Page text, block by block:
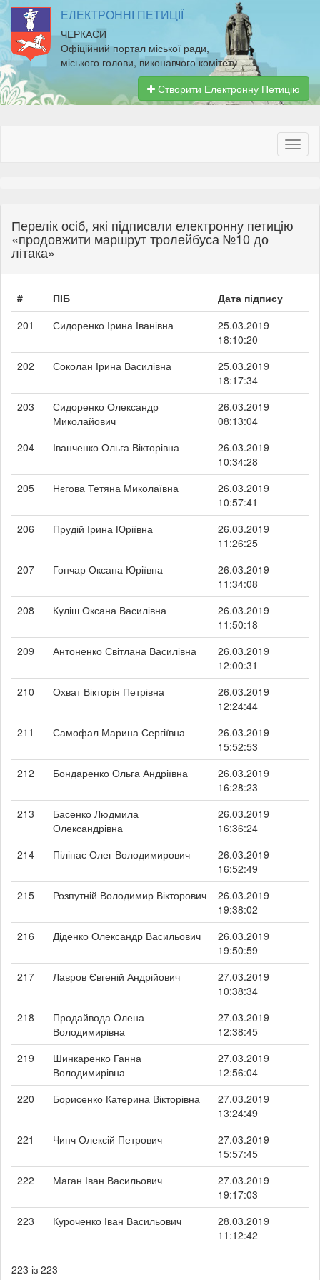
ЕЛЕКТРОННІ ПЕТИЦІЇ
ЧЕРКАСИ
Офіційний портал міської ради,
міського голови, виконавчого комітету
Створити Електронну Петицію
Перелік осіб, які підписали електронну петицію
«продовжити маршрут тролейбуса №10 до
літака»
# ПІБ
Дата підпису
201
Сидоренко Ірина Іванівна
25.03.2019
18:10:20
202
Соколан Ірина Василівна
25.03.2019
18:17:34
203
Сидоренко Олександр
Миколайович
26.03.2019
08:13:04
204
Іванченко Ольга Вікторівна
26.03.2019
10:34:28
205
Нєгова Тетяна Миколаївна
26.03.2019
10:57:41
206
Прудій Ірина Юріївна
26.03.2019
11:26:25
207
Гончар Оксана Юріївна
26.03.2019
11:34:08
208
Куліш Оксана Василівна
26.03.2019
11:50:18
209
Антоненко Світлана Василівна
26.03.2019
12:00:31
210
Охват Вікторія Петрівна
26.03.2019
12:24:44
211
Самофал Марина Сергіївна
26.03.2019
15:52:53
212
Бондаренко Ольга Андріївна
26.03.2019
16:28:23
213
Басенко Людмила
Олександрівна
26.03.2019
16:36:24
214
Піліпас Олег Володимирович
26.03.2019
16:52:49
215
Розпутній Володимир Вікторович
26.03.2019
19:38:02
216
Діденко Олександр Васильович
26.03.2019
19:50:59
217
Лавров Євгеній Андрійович
27.03.2019
10:38:34
218
Продайвода Олена
Володимирівна
27.03.2019
12:38:45
219
Шинкаренко Ганна
Володимирівна
27.03.2019
12:56:04
220
Борисенко Катерина Вікторівна
27.03.2019
13:24:49
221
Чинч Олексій Петрович
27.03.2019
15:57:45
222
Маган Іван Васильович
27.03.2019
19:17:03
223
Куроченко Іван Васильович
28.03.2019
11:12:42
223 із 223